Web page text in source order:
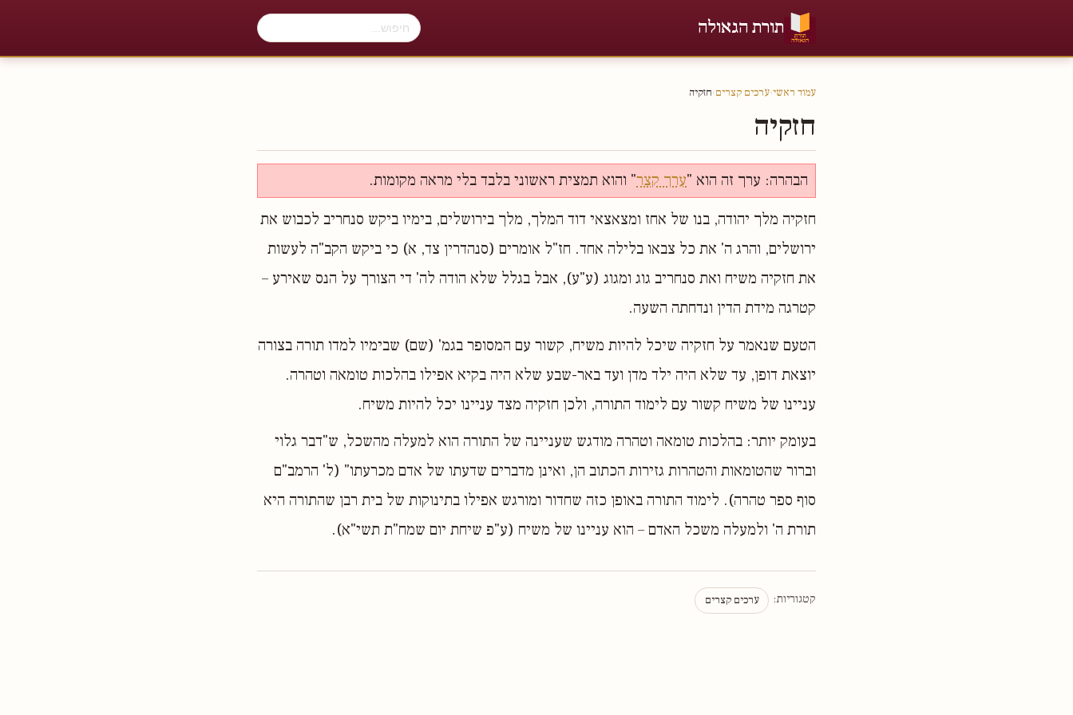
תורת הגאולה
עמוד ראשי›ערכים קצרים›חזקיה
חזקיה
הבהרה: ערך זה הוא "ערך קצר" והוא תמצית ראשוני בלבד בלי מראה מקומות.
חזקיה מלך יהודה, בנו של אחז ומצאצאי דוד המלך, מלך בירושלים, בימיו ביקש סנחריב לכבוש את
ירושלים, והרג ה' את כל צבאו בלילה אחד. חז"ל אומרים (סנהדרין צד, א) כי ביקש הקב"ה לעשות
את חזקיה משיח ואת סנחריב גוג ומגוג (ע"ע), אבל בגלל שלא הודה לה' די הצורך על הנס שאירע –
קטרגה מידת הדין ונדחתה השעה.
הטעם שנאמר על חזקיה שיכל להיות משיח, קשור עם המסופר בגמ' (שם) שבימיו למדו תורה בצורה
יוצאת דופן, עד שלא היה ילד מדן ועד באר-שבע שלא היה בקיא אפילו בהלכות טומאה וטהרה.
עניינו של משיח קשור עם לימוד התורה, ולכן חזקיה מצד עניינו יכל להיות משיח.
בעומק יותר: בהלכות טומאה וטהרה מודגש שעניינה של התורה הוא למעלה מהשכל, ש"דבר גלוי
וברור שהטומאות והטהרות גזירות הכתוב הן, ואינן מדברים שדעתו של אדם מכרעתו" (ל' הרמב"ם
סוף ספר טהרה). לימוד התורה באופן כזה שחדור ומורגש אפילו בתינוקות של בית רבן שהתורה היא
תורת ה' ולמעלה משכל האדם – הוא עניינו של משיח (ע"פ שיחת יום שמח"ת תשי"א).
קטגוריות: ערכים קצרים